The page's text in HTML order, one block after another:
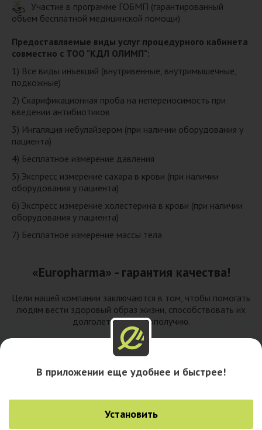
Участие в программе ГОБМП (гарантированный
объем бесплатной медицинской помощи)
Предоставляемые виды услуг процедурного кабинета
совместно с ТОО "КДЛ ОЛИМП":
1) Все виды инъекций (внутривенные, внутримышечные,
подкожные)
2) Скарификационная проба на непереносимость при
введении антибиотиков
3) Ингаляция небулайзером (при наличии оборудования у
пациента)
4) Бесплатное измерение давления
5) Экспресс измерение сахара в крови (при наличии
оборудования у пациента)
6) Экспресс измерение холестерина в крови (при наличии
оборудования у пациента)
7) Бесплатное измерение массы тела
«Europharma» - гарантия качества!
Цели нашей компании заключаются в том, чтобы помогать
людям вести здоровый образ жизни, способствовать их
долголетию и благополучию.
В приложении еще удобнее и быстрее!
Установить